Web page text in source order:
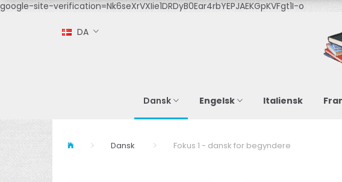
google-site-verification=Nk6seXrVXIie1DRDyB0Ear4rbYEPJAEKGpKVFgt1I-o
DA
Dansk Engelsk Italiensk
Dansk Fokus 1 - dansk for begyndere